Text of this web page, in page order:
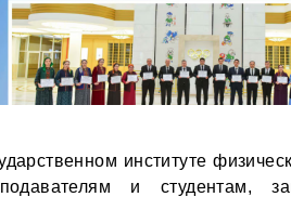
институте
и студентам,